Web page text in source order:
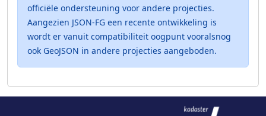
officiële ondersteuning voor andere projecties.
Aangezien JSON-FG een recente ontwikkeling is
wordt er vanuit compatibiliteit oogpunt vooralsnog
ook GeoJSON in andere projecties aangeboden.